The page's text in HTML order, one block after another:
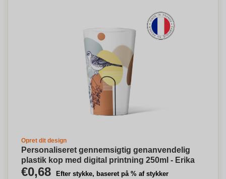
Opret dit design
Personaliseret gennemsigtig genanvendelig
plastik kop med digital printning 250ml - Erika
€0,68 Efter stykke, baseret på % af stykker